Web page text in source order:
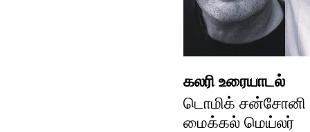
கலரி உரையாடல்
டொமிக் சன்சோனி
மைக்கல் மெய்லர்